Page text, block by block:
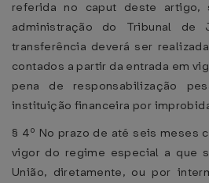
referida no caput deste artigo,
administração do Tribunal de
transferência deverá ser
contados a partir da entrada em
pena de responsabilização
instituição financeira por
§ 4º No prazo de até seis meses
vigor do regime especial a que
União, diretamente, ou por